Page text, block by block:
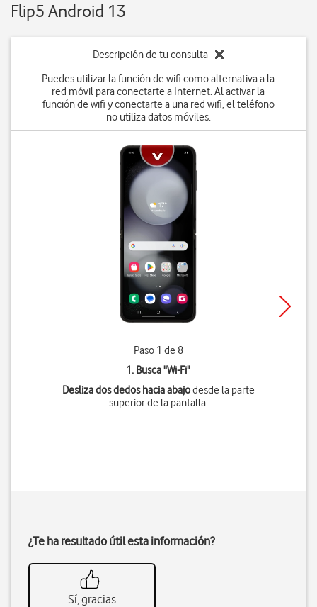
Flip5 Android 13
Descripción de tu consulta
Puedes utilizar la función de wifi como alternativa a la
red móvil para conectarte a Internet. Al activar la
función de wifi y conectarte a una red wifi, el teléfono
no utiliza datos móviles.
Paso 1 de 8
1. Busca "Wi-Fi"
Desliza dos dedos hacia abajodesde la parte
superior de la pantalla.
¿Te ha resultado útil esta información?
Sí, gracias